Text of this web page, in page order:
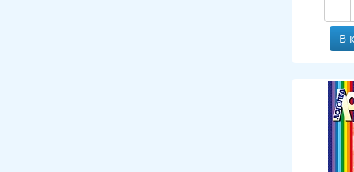
−
В